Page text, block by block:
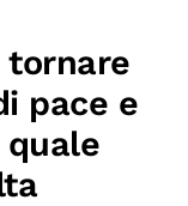
tornare
pace e